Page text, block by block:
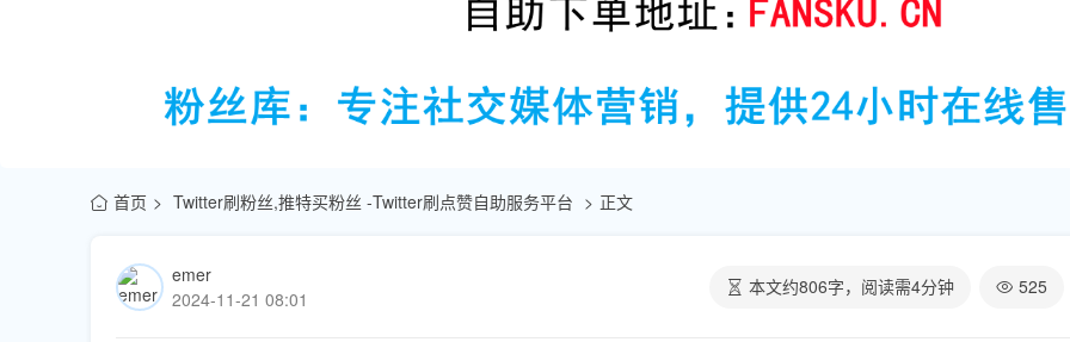
首页 Twitter刷粉丝,推特买粉丝 -Twitter刷点赞自助服务平台 正文
emer
2024-11-21 08:01
本文约806字，阅读需4分钟 525